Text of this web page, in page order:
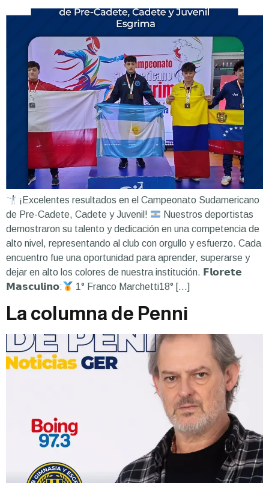
¡Excelentes resultados en el Campeonato Sudamericano
de Pre-Cadete, Cadete y Juvenil!
Nuestros deportistas
demostraron su talento y dedicación en una competencia de
alto nivel, representando al club con orgullo y esfuerzo. Cada
encuentro fue una oportunidad para aprender, superarse y
dejar en alto los colores de nuestra institución. 𝗙𝗹𝗼𝗿𝗲𝘁𝗲
𝗠𝗮𝘀𝗰𝘂𝗹𝗶𝗻𝗼:
1° Franco Marchetti18° […]
La columna de Penni